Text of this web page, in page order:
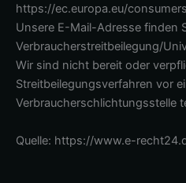
https://ec.europa.eu/
Unsere E-Mail-Adresse finden
Verbraucherstreitbeilegung/
Wir sind nicht bereit oder
Streitbeilegungsverfahren vor
Verbraucherschlichtungsstelle
Quelle: https://www.e-